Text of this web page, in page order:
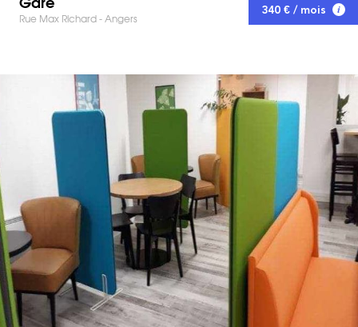
Rue Max Richard - Angers
340 € / mois